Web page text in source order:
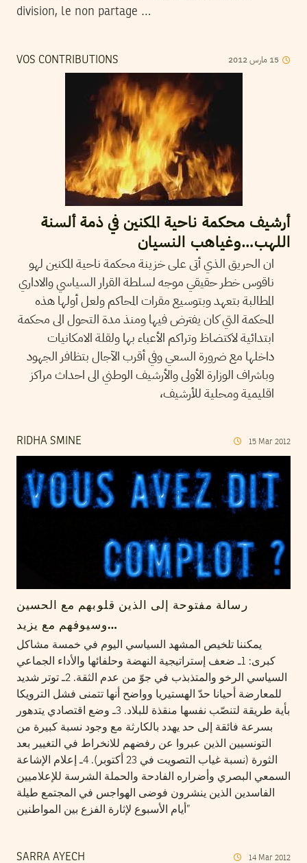
division, le non partage …
VOS CONTRIBUTIONS 15 مارس2012
أرشيف محكمة ناحية المكنين في ذمة ألسنة
اللهب…وغياهب النسيان
ان الحريق الذي أتى على خزينة محكمة ناحية المكنين لهو
ناقوس خطر حقيقي موجه لسلطة القرار السياسي والاداري
المطالبة بتعهد وبتوسيع مقرات المحاكم ولعل أولها هذه
المحكمة التي كان يفترض فيها ومنذ مدة التحول الى محكمة
ابتدائية لاكتضاظ وتراكم الأعباء بها ولقلة الامكانيات
داخلها مع ضرورة السعي وفي أقرب الآجال بتظافر الجهود
وباشراف الوزارة الأولى والأرشيف الوطني الى احداث مراكز
اقليمية ومحلية للأرشيف،
RIDHA SMINE 15 Mar 2012
رسالة مفتوحة إلى الذين قلوبهم مع الحسين
وسيوفهم مع يزيد…
يمكننا تلخيص المشهد السياسي اليوم في خمسة مشاكل
كبرى: 1ـ ضعف إستراتيجية النهضة وحلفائها والأداء الجماعي
السياسي الرخو والمتذبذب في جوّ من عدم الثقة. 2ـ توتر شديد
للمعارضة أحيانا حدّ الهستيريا وواضح أنها تتمنى فشل الترويكا
بأية طريقة لتنصّب نفسها منقذة للبلاد. 3ـ وضع اقتصادي يتدهور
بسرعة فائقة إلى حد يهدد بالكارثة مع وجود نسبة كبيرة من
التونسيين الذين عبروا عن رفضهم للانخراط في التغيير بعد
الثورة (نسبة غياب التصويت في 23 أكتوبر). 4ـ إعلام الإشاعة
السمعي البصري وأضراره الفادحة والحملة الشرسة للإعلاميين
الفاسدين الذين ينشرون فوضى الهواجس في المجتمع طيلة
أيام الأسبوع لإثارة الفزع بين المواطنين”
SARRA AYECH 14 Mar 2012